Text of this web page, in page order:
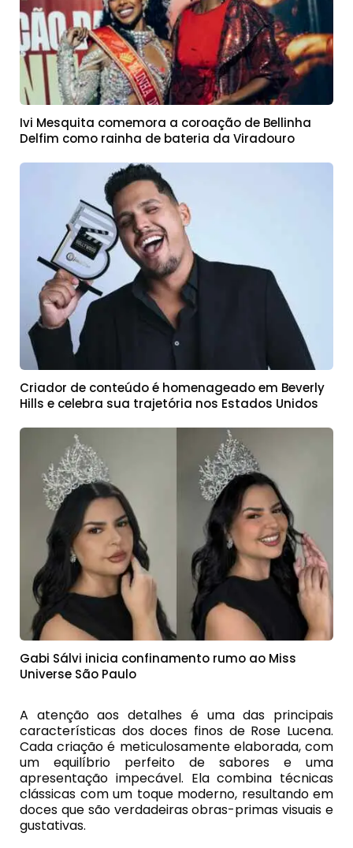
Ivi Mesquita comemora a coroação de Bellinha
Delfim como rainha de bateria da Viradouro
Criador de conteúdo é homenageado em Beverly
Hills e celebra sua trajetória nos Estados Unidos
Gabi Sálvi inicia confinamento rumo ao Miss
Universe São Paulo
A atenção aos detalhes é uma das principais
características dos doces finos de Rose Lucena.
Cada criação é meticulosamente elaborada, com
um equilíbrio perfeito de sabores e uma
apresentação impecável. Ela combina técnicas
clássicas com um toque moderno, resultando em
doces que são verdadeiras obras-primas visuais e
gustativas.